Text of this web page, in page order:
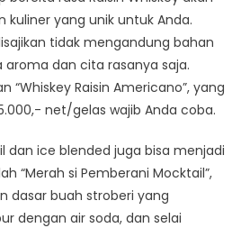
yang unik untuk Anda.
tidak mengandung bahan
dan cita rasanya saja.
“Whiskey Raisin Americano”, yang
net/gelas wajib Anda coba.
dan ice blended juga bisa menjadi
“Merah si Pemberani Mocktail”,
dasar buah stroberi yang
dengan air soda, dan selai